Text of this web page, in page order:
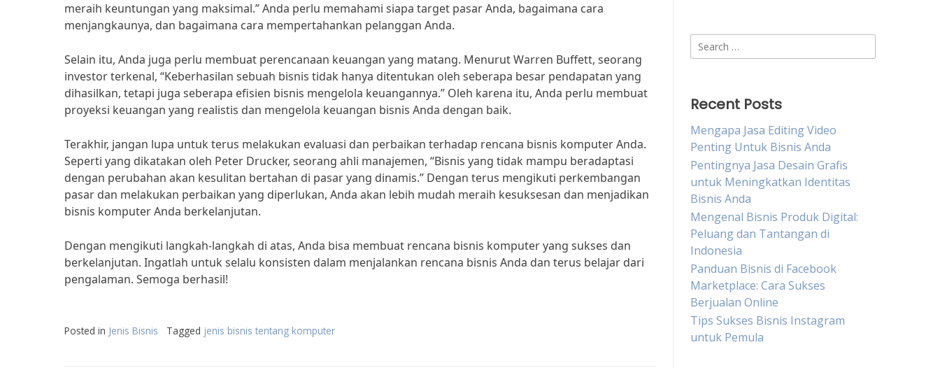
meraih keuntungan yang maksimal.” Anda perlu memahami siapa target pasar Anda, bagaimana cara
menjangkaunya, dan bagaimana cara mempertahankan pelanggan Anda.
Selain itu, Anda juga perlu membuat perencanaan keuangan yang matang. Menurut Warren Buffett, seorang
investor terkenal, “Keberhasilan sebuah bisnis tidak hanya ditentukan oleh seberapa besar pendapatan yang
dihasilkan, tetapi juga seberapa efisien bisnis mengelola keuangannya.” Oleh karena itu, Anda perlu membuat
proyeksi keuangan yang realistis dan mengelola keuangan bisnis Anda dengan baik.
Terakhir, jangan lupa untuk terus melakukan evaluasi dan perbaikan terhadap rencana bisnis komputer Anda.
Seperti yang dikatakan oleh Peter Drucker, seorang ahli manajemen, “Bisnis yang tidak mampu beradaptasi
dengan perubahan akan kesulitan bertahan di pasar yang dinamis.” Dengan terus mengikuti perkembangan
pasar dan melakukan perbaikan yang diperlukan, Anda akan lebih mudah meraih kesuksesan dan menjadikan
bisnis komputer Anda berkelanjutan.
Dengan mengikuti langkah-langkah di atas, Anda bisa membuat rencana bisnis komputer yang sukses dan
berkelanjutan. Ingatlah untuk selalu konsisten dalam menjalankan rencana bisnis Anda dan terus belajar dari
pengalaman. Semoga berhasil!
Posted in Jenis Bisnis Tagged jenis bisnis tentang komputer
Search
for:
Recent Posts
Mengapa Jasa Editing Video
Penting Untuk Bisnis Anda
Pentingnya Jasa Desain Grafis
untuk Meningkatkan Identitas
Bisnis Anda
Mengenal Bisnis Produk Digital:
Peluang dan Tantangan di
Indonesia
Panduan Bisnis di Facebook
Marketplace: Cara Sukses
Berjualan Online
Tips Sukses Bisnis Instagram
untuk Pemula